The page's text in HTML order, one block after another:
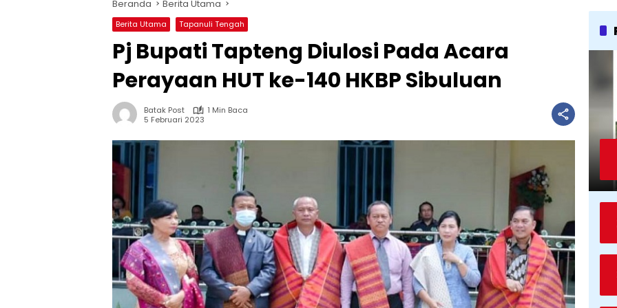
Beranda Berita Utama
Berita Utama Tapanuli Tengah
Pj Bupati Tapteng Diulosi Pada Acara
Perayaan HUT ke-140 HKBP Sibuluan
Batak Post
1 Min Baca
5 Februari 2023